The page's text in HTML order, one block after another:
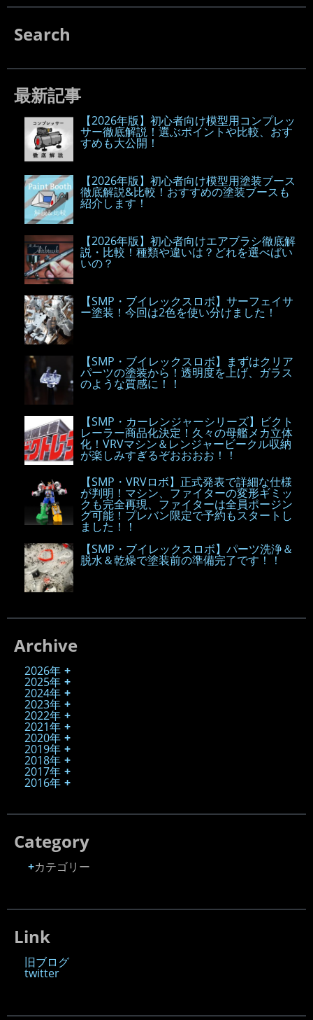
Search
最新記事
【2026年版】初心者向け模型用コンプレッ
サー徹底解説！選ぶポイントや比較、おす
すめも大公開！
【2026年版】初心者向け模型用塗装ブース
徹底解説&比較！おすすめの塗装ブースも
紹介します！
【2026年版】初心者向けエアブラシ徹底解
説・比較！種類や違いは？どれを選べばい
いの？
【SMP・ブイレックスロボ】サーフェイサ
ー塗装！今回は2色を使い分けました！
【SMP・ブイレックスロボ】まずはクリア
パーツの塗装から！透明度を上げ、ガラス
のような質感に！！
【SMP・カーレンジャーシリーズ】ビクト
レーラー商品化決定！久々の母艦メカ立体
化！VRVマシン＆レンジャービークル収納
が楽しみすぎるぞおおおお！！
【SMP・VRVロボ】正式発表で詳細な仕様
が判明！マシン、ファイターの変形ギミッ
クも完全再現、ファイターは全員ポージン
グ可能！プレバン限定で予約もスタートし
ました！！
【SMP・ブイレックスロボ】パーツ洗浄＆
脱水＆乾燥で塗装前の準備完了です！！
Archive
2026年
2025年
2024年
2023年
2022年
2021年
2020年
2019年
2018年
2017年
2016年
Category
カテゴリー
Link
旧ブログ
twitter